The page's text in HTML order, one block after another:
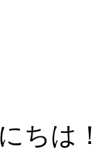
ちは